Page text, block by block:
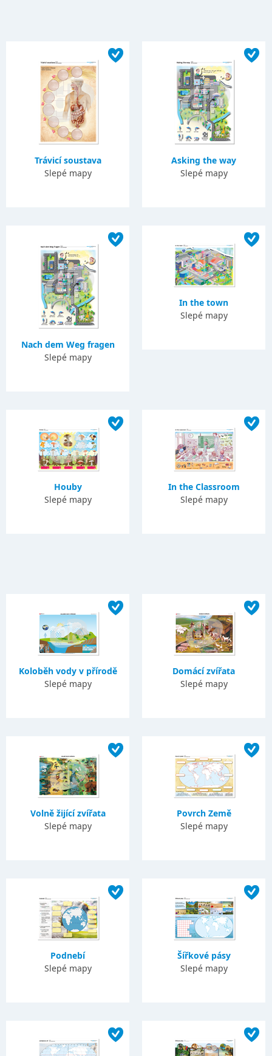
Trávicí soustava
Slepé mapy
Asking the way
Slepé mapy
Nach dem Weg fragen
Slepé mapy
In the town
Slepé mapy
Houby
Slepé mapy
In the Classroom
Slepé mapy
Koloběh vody v přírodě
Slepé mapy
Domácí zvířata
Slepé mapy
Volně žijící zvířata
Slepé mapy
Povrch Země
Slepé mapy
Podnebí
Slepé mapy
Šířkové pásy
Slepé mapy